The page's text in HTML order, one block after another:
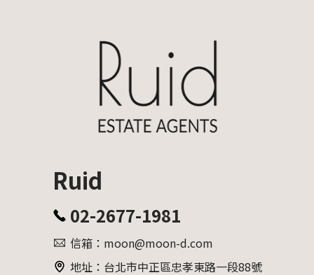
Ruid
02-2677-1981
信箱：moon@moon-d.com
地址：台北市中正區忠孝東路一段88號